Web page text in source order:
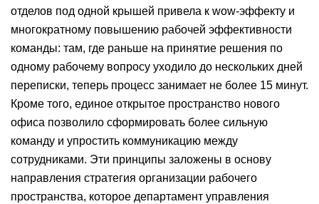
отделов под одной крышей привела к wow-эффекту и
многократному повышению рабочей эффективности
команды: там, где раньше на принятие решения по
одному рабочему вопросу уходило до нескольких дней
переписки, теперь процесс занимает не более 15 минут.
Кроме того, единое открытое пространство нового
офиса позволило сформировать более сильную
команду и упростить коммуникацию между
сотрудниками. Эти принципы заложены в основу
направления стратегия организации рабочего
пространства, которое департамент управления